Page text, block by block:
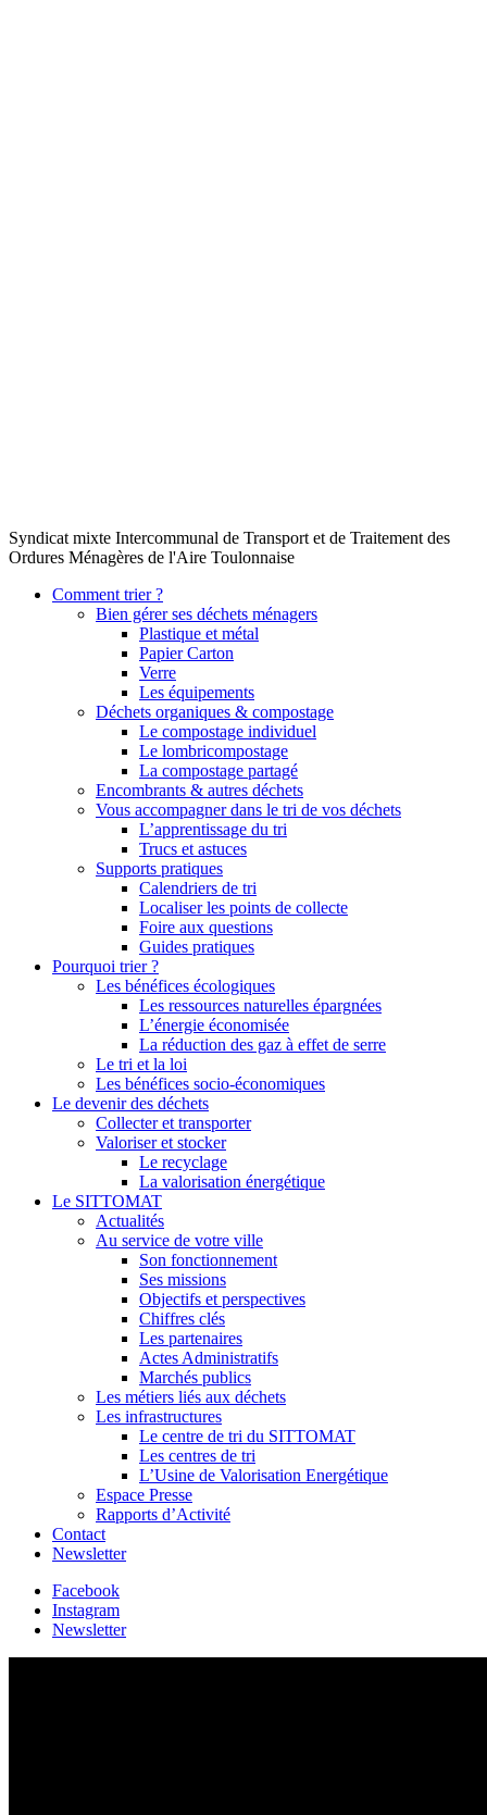
Syndicat mixte Intercommunal de Transport et de Traitement des
Ordures Ménagères de l'Aire Toulonnaise
Comment trier ?
Bien gérer ses déchets ménagers
Plastique et métal
Papier Carton
Verre
Les équipements
Déchets organiques & compostage
Le compostage individuel
Le lombricompostage
La compostage partagé
Encombrants & autres déchets
Vous accompagner dans le tri de vos déchets
L’apprentissage du tri
Trucs et astuces
Supports pratiques
Calendriers de tri
Localiser les points de collecte
Foire aux questions
Guides pratiques
Pourquoi trier ?
Les bénéfices écologiques
Les ressources naturelles épargnées
L’énergie économisée
La réduction des gaz à effet de serre
Le tri et la loi
Les bénéfices socio-économiques
Le devenir des déchets
Collecter et transporter
Valoriser et stocker
Le recyclage
La valorisation énergétique
Le SITTOMAT
Actualités
Au service de votre ville
Son fonctionnement
Ses missions
Objectifs et perspectives
Chiffres clés
Les partenaires
Actes Administratifs
Marchés publics
Les métiers liés aux déchets
Les infrastructures
Le centre de tri du SITTOMAT
Les centres de tri
L’Usine de Valorisation Energétique
Espace Presse
Rapports d’Activité
Contact
Newsletter
Facebook
Instagram
Newsletter